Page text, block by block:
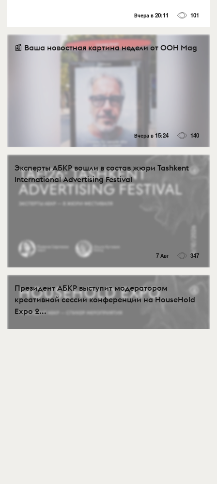
Вчера в 20:11 101
📰 Ваша новостная картина недели от OOH Mag
Вчера в 15:24 140
Эксперты АБКР вошли в состав жюри Tashkent
International Advertising Festival
7 Авг 347
Президент АБКР выступит модератором
креативной сессии конференции на HouseHold
Expo 2...